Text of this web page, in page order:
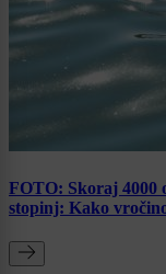
FOTO: Skoraj 4000
stopinj: Kako